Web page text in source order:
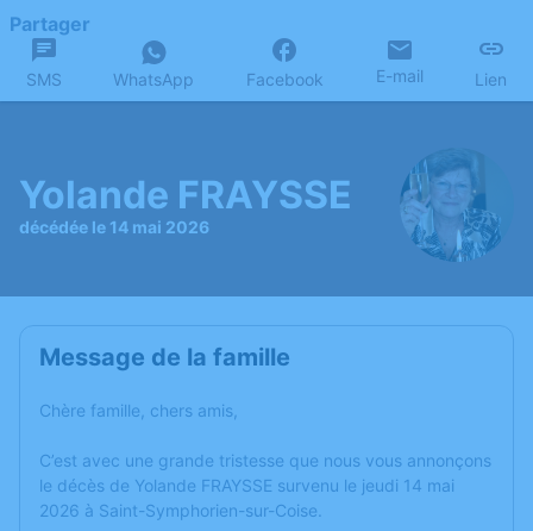
Partager
SMS WhatsApp Facebook E-mail Lien
Yolande FRAYSSE
décédée le 14 mai 2026
Message de la famille
Chère famille, chers amis,
C’est avec une grande tristesse que nous vous annonçons
le décès de Yolande FRAYSSE survenu le jeudi 14 mai
2026 à Saint-Symphorien-sur-Coise.